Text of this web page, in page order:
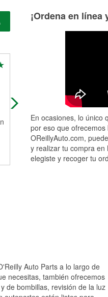
I stopped by on the fly for
wasn't in stock but
in the time I left and came
More
¡Ordena en
En ocasiones, lo único
por eso que
OReillyAuto.com,
y realizar tu compra
elegiste y recoger tu
Auto Parts a lo largo de
necesitas, también ofrecemos
de bombillas, revisión de la luz